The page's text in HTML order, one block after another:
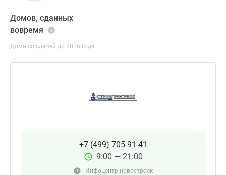
Домов, сданных
вовремя
Дома со сдачей до 2016 года
+7 (499) 705-91-41
9:00 — 21:00
Инфоцентр новостроек